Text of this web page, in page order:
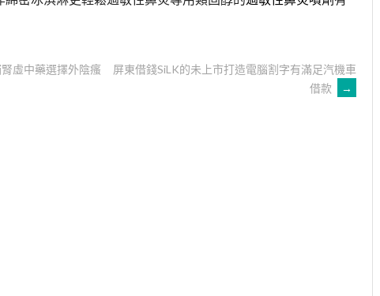
虛中藥選擇外陰瘙
屏東借錢SiLK的未上市打造電腦割字有滿足汽機車
借款
→